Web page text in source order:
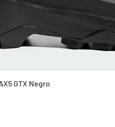
GTX Negro